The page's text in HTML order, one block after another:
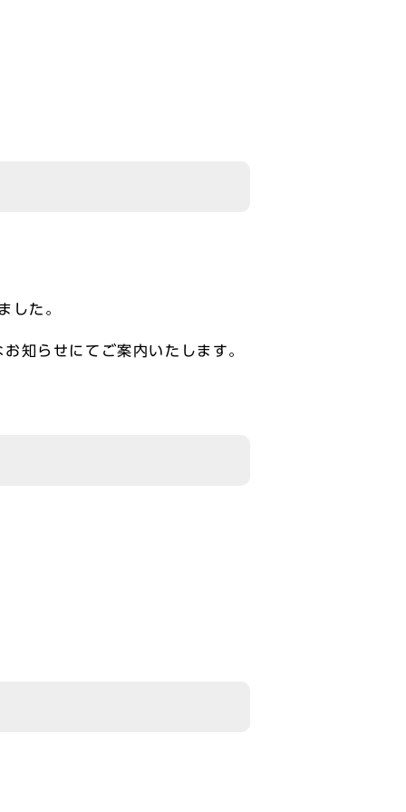
した。
お知らせにてご案内いたします。